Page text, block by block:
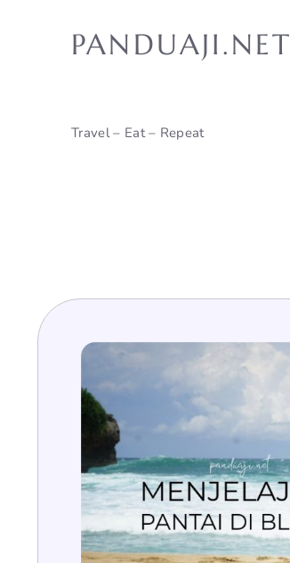
PANDUAJI.NET
Travel – Eat – Repeat